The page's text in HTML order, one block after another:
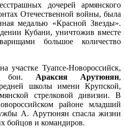
дочерей армянского
Отечественной войны, была
медалью «Красной Звезды».
Кубани, уничтожив вместе
большое количество
участке Туапсе-Новороссийск,
бои. Араксия Арутюнян,
школы имени Крупской,
стрелковой дивизии. В
районе младший
А. Арутюнян спасла жизни
бойцов и командиров.